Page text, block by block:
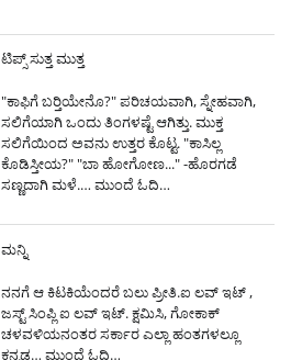
ಟಿಪ್ಸ್ ಸುತ್ತ ಮುತ್ತ
"ಕಾಫಿಗೆ ಬರ್‍ತಿಯೇನೊ?" ಪರಿಚಯವಾಗಿ, ಸ್ನೇಹವಾಗಿ,
ಸಲಿಗೆಯಾಗಿ ಒಂದು ತಿಂಗಳಷ್ಟೆ ಆಗಿತ್ತು. ಮುಕ್ತ
ಸಲಿಗೆಯಿಂದ ಅವನು ಉತ್ತರ ಕೊಟ್ಟ. "ಕಾಸಿಲ್ಲ
ಕೊಡಿಸ್ತೀಯ?" "ಬಾ ಹೋಗೋಣ..." -ಹೊರಗಡೆ
ಸಣ್ಣದಾಗಿ ಮಳೆ.…ಮುಂದೆ ಓದಿ…
ಮನ್ನಿ
ನನಗೆ ಆ ಕಿಟಕಿಯೆಂದರೆ ಬಲು ಪ್ರೀತಿ.ಐ ಲವ್ ಇಟ್ ,
ಜಸ್ಟ್ ಸಿಂಪ್ಲಿ ಐ ಲವ್ ಇಟ್. ಕ್ಷಮಿಸಿ, ಗೋಕಾಕ್
ಚಳವಳಿಯನಂತರ ಸರ್ಕಾರ ಎಲ್ಲಾ ಹಂತಗಳಲ್ಲೂ
ಕನ್ನಡ…ಮುಂದೆ ಓದಿ…